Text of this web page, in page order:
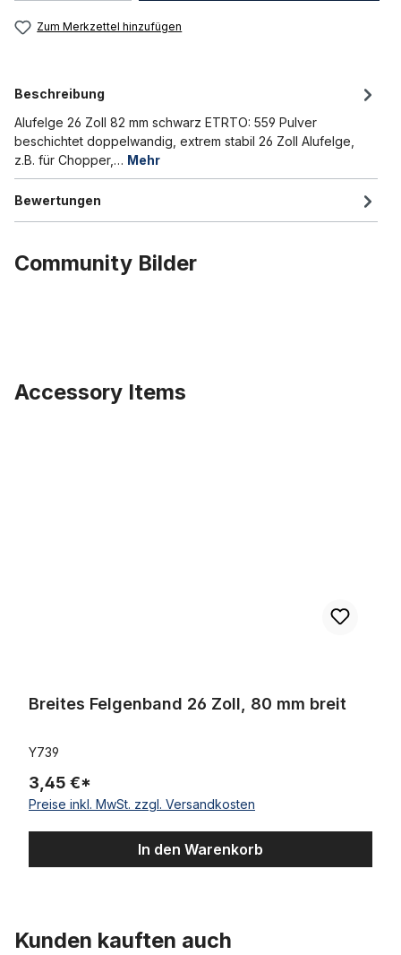
Zum Merkzettel hinzufügen
Beschreibung
Alufelge 26 Zoll 82 mm schwarz ETRTO: 559 Pulver
beschichtet doppelwandig, extrem stabil 26 Zoll Alufelge,
z.B. für Chopper,… Mehr
Bewertungen
Community Bilder
Accessory Items
Breites Felgenband 26 Zoll, 80 mm breit
Y739
3,45 €*
Preise inkl. MwSt. zzgl. Versandkosten
In den Warenkorb
Kunden kauften auch